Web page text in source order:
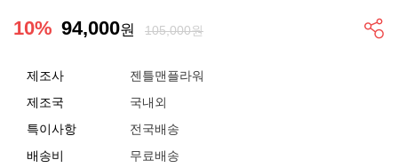
10% 94,000원 105,000원
제조사
젠틀맨플라워
제조국
국내외
특이사항
전국배송
배송비
무료배송